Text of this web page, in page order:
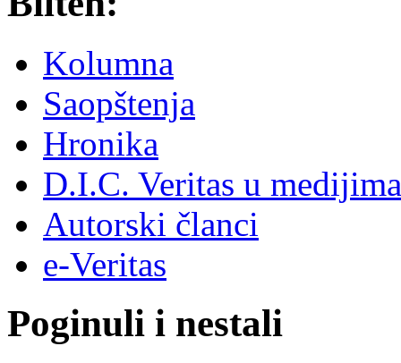
Kolumna
Saopštenja
Hronika
D.I.C. Veritas u medijima
Autorski članci
e-Veritas
Poginuli i nestali